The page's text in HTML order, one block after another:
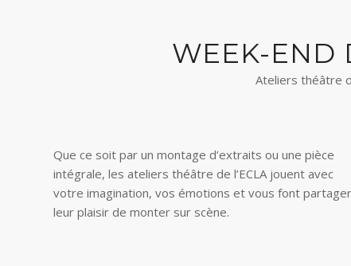
WEEK-END
Ateliers théâtre
Que ce soit par un montage d’extraits ou une pièce
intégrale, les ateliers théâtre de l’ECLA jouent avec
votre imagination, vos émotions et vous font partager
leur plaisir de monter sur scène.